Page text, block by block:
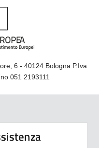
6 - 40124 Bologna P.Iva
051 2193111